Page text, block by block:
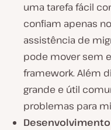
uma tarefa fácil
confiam apenas
assistência de
pode mover sem
framework. Além
grande e útil
problemas para